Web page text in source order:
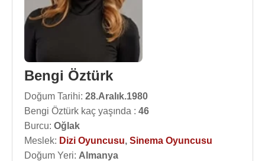
Bengi Öztürk
Doğum Tarihi: 28.Aralık.1980
Bengi Öztürk kaç yaşında : 46
Burcu: Oğlak
Meslek: Dizi Oyuncusu, Sinema Oyuncusu
Doğum Yeri: Almanya